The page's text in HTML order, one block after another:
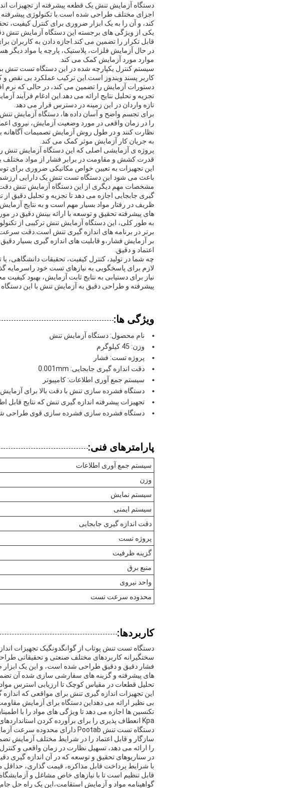
دستگاه آزمایش تنش یک قطعه پیشرفته از تجهیزات
اجزای مختلف طراحی شده است.با تکنولوژی
کند، و آن را به یک ابزار ضروری برای کنترل کیفیت،
قابل تکرار را تضمین می کند.اجازه دادن به کاربران
در حال آزمایش فلزات، پلاستیک، پارچه یا مواد دیگر
موارد مورد آزمایش کمک می کند.
دستورات آزمایش را تضمین می کند، در حالی که نرم
تجزیه و تحلیل نتایج ارائه می دهد.این ادغام فرآیند
تازه واردان در این زمینه در دسترس قرار می دهد.
را در زمان واقعی در مورد وضعیت آزمایش، نیروی
نظارت کنند و در طول روش آزمایش تصمیمات
به جریان کار آزمایش موثر کمک می کند.
پروژه ی آزمایشی اصلی که این دستگاه آزمایش تنش
قدرت کشش و مقاومت در برابر فشار از مواد مختلف
این تجهیزات به تعیین خواص مکانیکی ضروری برای
باعث می شود این دستگاه تست تنش یک دارایی
گیری جابجایی اجازه می دهد تا تجزیه و تحلیل
ظریف در رفتار مواد بسیار مهم است و به نتایج
های پیشرفته تحقیق و توسعه با ارائه بینش دقیق در
به طور کلی، این دستگاه آزمایش تنش ترکیبی از
بر آزمایش فشار،و قابلیت های اندازه گیری بسیار
اعتماد و دقیق.
چه شما در تولید، کنترل کیفیت، تحقیقات
لازم برای پاسخگویی به نیازهای تست خود راسرمایه
نیاز برای دستیابی به نتایج ثابت آزمایش، بهبود
پیشرفته و طراحی دقیق به آزمایش تنش با این
ویژگی ها:
نام محصول: دستگاه آزمایش تنش
وزن: 45 کیلوگرم
پروژه تست: فشار
دقت اندازه گیری جابجایی: 0.001mm
سیستم جمع آوری اطلاعات: کامپیوتر
دستگاه فشرده سازی تنش با دقت بالا برای
تجهیزات پیشرفته اندازه گیری تنش که نتایج قابل
دستگاه فشرده سازی فشرده سازی قوی طراحی
پارامترهای فنی:
سیستم جمع آوری اطلاعات
وزن
سیستم نمایش
سیستم ایمنی
دقت اندازه گیری جابجایی
پروژه تست
گزینه ظرفیت
منبع برق
واحد نیروی
محدوده سرعت تست
کاربردها:
دستگاه تست تنش پوتاب از گوانگدونگیک تجهیزات
سختگیرانه کاربردهای مختلف صنعتی و تحقیقاتی
فشار دقیق و دقیق طراحی شده است، و این یک ابزار
های پیشرفته و گزینه های سفارشی سازی شده آن
تحلیل قطعات در مقیاس کوچک تا ارزیابی استرس
بی نظیر ارائه می دهداین دستگاه برای آزمایش
Kpa انعطاف پذیری را برای برآورده کردن استانداردهای مختلف صنعت و الزامات آزمایش فراهم می کند.
را ارائه می دهد، تسهیل نظارت در زمان واقعی و
در سناریوهای تحقیق و توسعه که در آن اندازه گیری
قابل تنظیم است تا با نیازهای خاص مشاغل و
گواهینامه مواد و آزمایش استقامت،این یک راه حل